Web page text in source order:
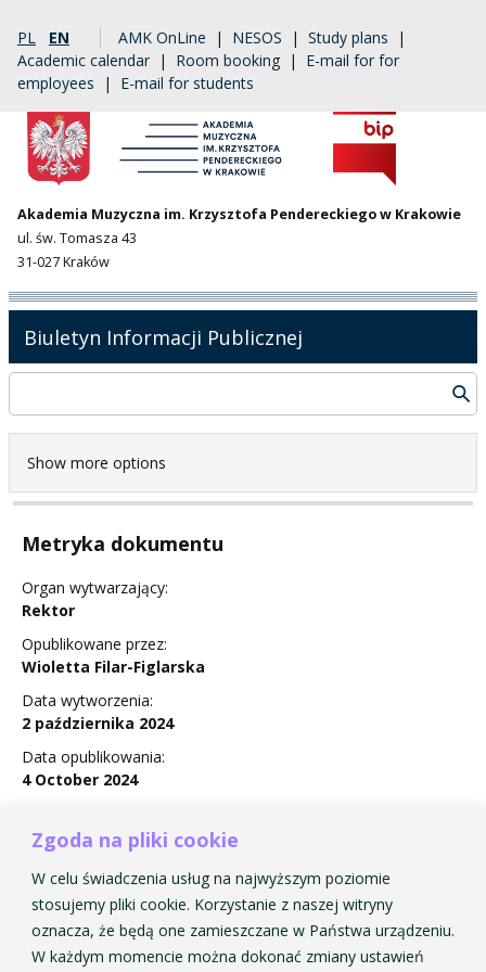
Zgoda na pliki cookie
W celu świadczenia usług na najwyższym poziomie
stosujemy pliki cookie. Korzystanie z naszej witryny
oznacza, że będą one zamieszczane w Państwa urządzeniu.
W każdym momencie można dokonać zmiany ustawień
PL EN AMK OnLine | NESOS | Study plans |
Academic calendar | Room booking | E-mail for for
employees | E-mail for students
Akademia Muzyczna im. Krzysztofa Pendereckiego w Krakowie
ul. św. Tomasza 43
31-027 Kraków
Biuletyn Informacji Publicznej
Show more options
Metryka dokumentu
Organ wytwarzający:
Rektor
Opublikowane przez:
Wioletta Filar-Figlarska
Data wytworzenia:
2 października 2024
Data opublikowania:
4 October 2024
Obowiązuje
Zarządzenie Nr 29 w sprawie powołania Uczelnianego
Koordynatora ds. POL-on